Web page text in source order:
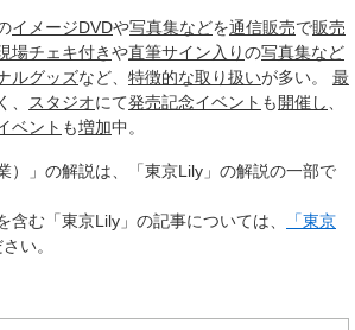
イメージDVDや写真集などを通信販売で販売
場チェキ付きや直筆サイン 入りの写真集など
ルグッズなど、 特徴的な取り扱いが多い。 最
、 スタジオにて発売記念イベント も 開催し
ベント も増加中。
）」の解説は、「東京Lily」の解説の一部で
含む「東京Lily」の記事については、
「東京
い。